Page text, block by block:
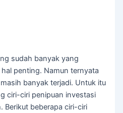
sudah banyak yang
penting. Namun ternyata
banyak terjadi. Untuk itu
ciri-ciri penipuan investasi
Berikut beberapa ciri-ciri